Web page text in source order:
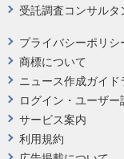
プライバシーポリシ
商標について
ニュース作成ガイド
ログイン・ユーザ
サービス案内
利用規約
受託調査コンサルタ